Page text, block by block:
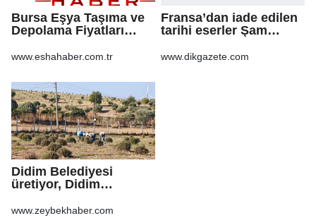
Bursa Eşya Taşıma ve
Depolama Fiyatları
İçin Bilinmesi
www.eshahaber.com.tr
Fransa’dan iade edilen
tarihi eserler Şam
www.dikgazete.com
Didim Belediyesi
üretiyor, Didim
www.zeybekhaber.com